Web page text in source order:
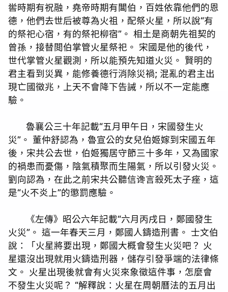
喾時期有祝融，堯帝時期有閶伯，百姓依靠他們的恩
德，他們去世后被尊為火祖，配祭火星，所以說“有
的祭祀心宿，有的祭祀柳宿”。 相土是商朝先祖契的
曾孫，接替閲伯掌管火星祭祀。 宋國是他的後代，
世代掌管火星觀測，所以能預先知道火災。 賢明的
君主看到災異，能修養德行消除災禍; 混亂的君主出
現亡國徵兆，上天不會降下告誡，所以不一定能應
驗。
魯襄公三十年記載“五月甲午日，宋國發生火
災”。 董仲舒認為，魯宣公的女兒伯姬嫁到宋國五年
後，宋共公去世，伯姬獨居守節三十多年，又為國家
的禍患而憂傷，陰氣積聚而生陽氣，所以引發火災。
劉向認為，在此之前宋共公聽信谗言殺死太子痤，這
是“火不炎上”的懲罰應驗。
《左傳》昭公六年記載“六月丙戌日，鄭國發生
火災”。 這一年春天三月，鄭國人鑄造刑書。 士文伯
說：「火星將要出現，鄭國大概會發生火災吧？ 火
星還沒出現就用火鑄造刑器，儲存引發爭端的法律條
文。 火星出現後就會有火災來象徵這件事，怎麼會
不發生火災呢？ “解釋說：火星在周朝曆法的五月出